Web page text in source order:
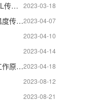
2023-03-18
SCHMERSAL传感器的主要功能是什么,德国SCHMERSAL传感器的作用
2023-04-07
德国久茂JUMO温度传感器代理哪家好?德国久茂JUMO温度传感器介绍
2023-04-10
2023-04-14
2023-04-18
德国苏克SUCO位移传感器哪家便宜?SUCO位移传感器工作原理。
2023-08-12
2023-08-21